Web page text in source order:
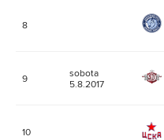
8
9
sobota
5.8.2017
10